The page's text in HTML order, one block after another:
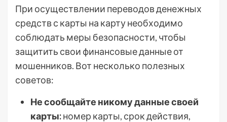
При осуществлении переводов денежных
средств с карты на карту необходимо
соблюдать меры безопасности, чтобы
защитить свои финансовые данные от
мошенников. Вот несколько полезных
советов:
Не сообщайте никому данные своей
карты:номер карты, срок действия,